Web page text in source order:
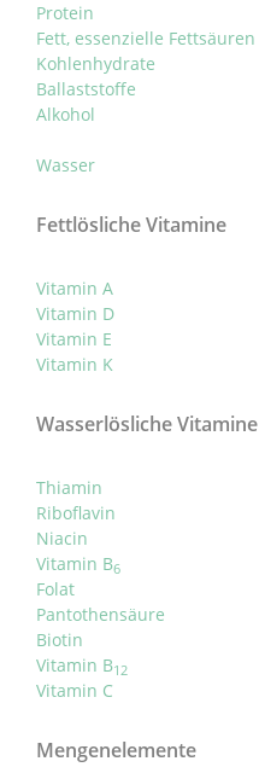
Protein
Fett, essenzielle Fettsäuren
Kohlenhydrate
Ballaststoffe
Alkohol
Wasser
Fettlösliche Vitamine
Vitamin A
Vitamin D
Vitamin E
Vitamin K
Wasserlösliche Vitamine
Thiamin
Riboflavin
Niacin
Vitamin B6
Folat
Pantothensäure
Biotin
Vitamin B12
Vitamin C
Mengenelemente